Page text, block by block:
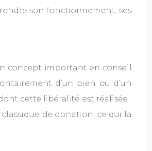
son fonctionnement, ses
concept important en conseil
d’un bien ou d’un
cette libéralité est réalisée :
de donation, ce qui la